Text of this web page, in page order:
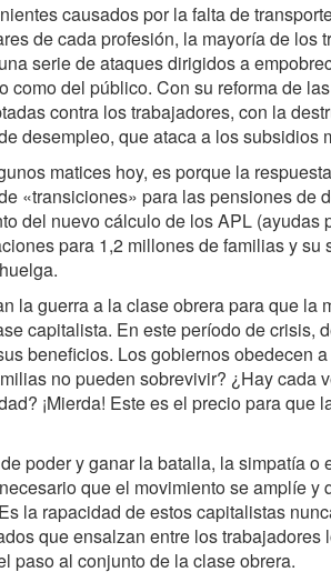
causados por la falta de
de cada profesión, la mayoría de los
serie de ataques dirigidos a
como del público. Con su reforma de
contra los trabajadores, con la
desempleo, que ataca a los subsidios
matices hoy, es porque la
«transiciones» para las pensiones de
del nuevo cálculo de los APL (ayudas
para 1,2 millones de familias y
la guerra a la clase obrera para que la
capitalista. En este período de crisis,
beneficios. Los gobiernos obedecen
no pueden sobrevivir? ¿Hay cada
¡Mierda! Este es el precio para que
poder y ganar la batalla, la simpatía
que el movimiento se amplíe
la rapacidad de estos capitalistas
que ensalzan entre los
paso al conjunto de la clase obrera.